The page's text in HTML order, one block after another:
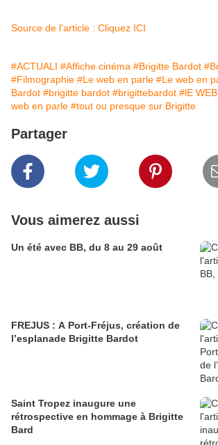
Source de l'article : Cliquez ICI
#ACTUALI #Affiche cinéma #Brigitte Bardot
#Filmographie #Le web en parle #Le web en
Bardot #brigitte bardot #brigittebardot #lE
web en parle #tout ou presque sur Brigitte
Partager
Vous aimerez aussi
Un été avec BB, du 8 au 29 août
FREJUS : A Port-Fréjus, création de
l’esplanade Brigitte Bardot
Saint Tropez inaugure une
rétrospective en hommage à Brigitte
Bard